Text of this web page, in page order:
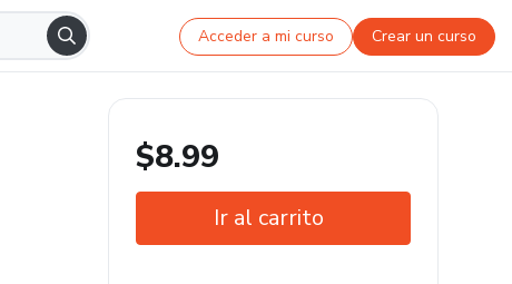
Acceder a mi curso Crear un curso
$8.99
Ir al carrito